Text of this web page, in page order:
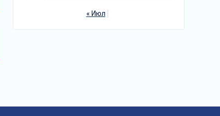
« Июл